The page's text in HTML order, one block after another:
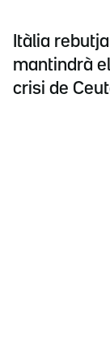
Itàlia
mantindrà
crisi de